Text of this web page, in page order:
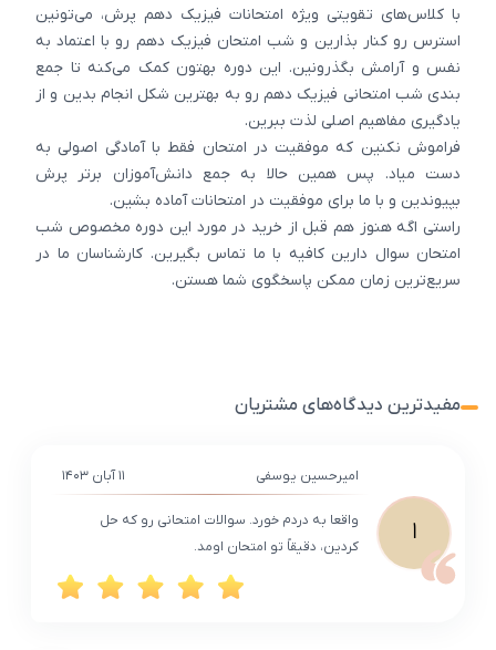
با کلاس‌های تقویتی ویژه امتحانات فیزیک دهم پرش، می‌تونین
استرس رو کنار بذارین و شب امتحان فیزیک دهم رو با اعتماد به
نفس و آرامش بگذرونین. این دوره بهتون کمک می‌کنه تا جمع
بندی شب امتحانی فیزیک دهم رو به بهترین شکل انجام بدین و از
یادگیری مفاهیم اصلی لذت ببرین.
فراموش نکنین که موفقیت در امتحان فقط با آمادگی اصولی به
دست میاد. پس همین حالا به جمع دانش‌آموزان برتر پرش
بپیوندین و با ما برای موفقیت در امتحانات آماده بشین.
راستی اگه هنوز هم قبل از خرید در مورد این دوره مخصوص شب
امتحان سوال دارین کافیه با ما تماس بگیرین. کارشناسان ما در
سریع‌ترین زمان ممکن پاسخگوی شما هستن.
مفیدترین دیدگاه‌های مشتریان
ا
امیرحسین یوسفی ۱۱ آبان ۱۴۰۳
واقعا به دردم خورد. سوالات امتحانی رو که حل
کردین، دقیقاً تو امتحان اومد.